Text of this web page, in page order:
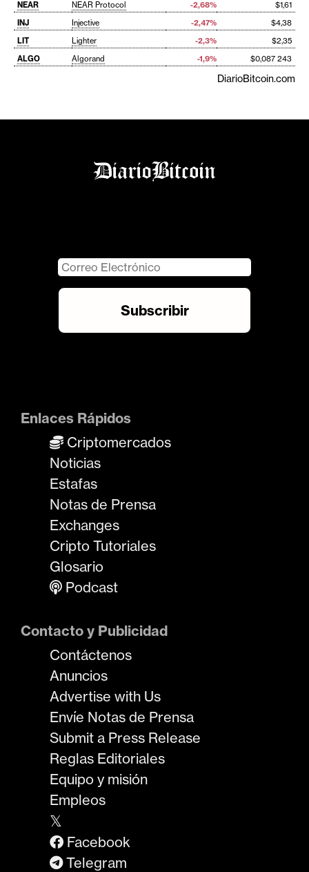
NEAR NEAR Protocol -2,68%
$1,61
INJ
Injective -2,47%
$4,38
LIT
Lighter -2,3%
$2,35
ALGO
Algorand -1,9% $0,087 243
DiarioBitcoin.com
Enlaces Rápidos
Criptomercados
Noticias
Estafas
Notas de Prensa
Exchanges
Cripto Tutoriales
Glosario
Podcast
Contacto y Publicidad
Contáctenos
Anuncios
Advertise with Us
Envíe Notas de Prensa
Submit a Press Release
Reglas Editoriales
Equipo y misión
Empleos
𝕏
Facebook
Telegram